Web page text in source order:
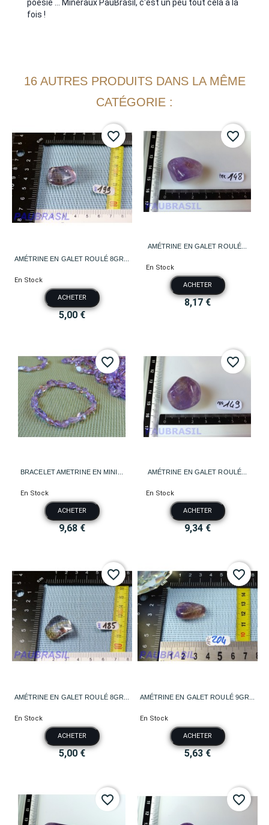
poésie ... Minéraux PauBrasil, c'est un peu tout cela à la
fois !
16 AUTRES PRODUITS DANS LA MÊME
CATÉGORIE :
AMÉTRINE EN GALET ROULÉ 8GR...
En Stock
ACHETER
5,00 €
favorite_border
AMÉTRINE EN GALET ROULÉ...
En Stock
ACHETER
8,17 €
favorite_border
BRACELET AMETRINE EN MINI...
En Stock
ACHETER
9,68 €
favorite_border
AMÉTRINE EN GALET ROULÉ...
En Stock
ACHETER
9,34 €
favorite_border
AMÉTRINE EN GALET ROULÉ 8GR...
En Stock
ACHETER
5,00 €
favorite_border
AMÉTRINE EN GALET ROULÉ 9GR...
En Stock
ACHETER
5,63 €
favorite_border
favorite_border favorite_border